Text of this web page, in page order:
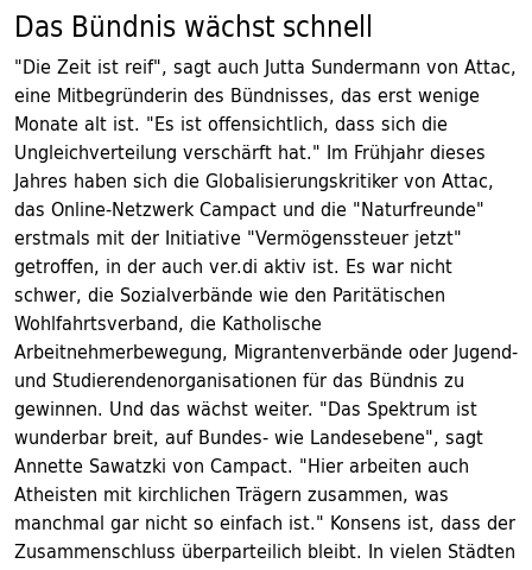
Das Bündnis wächst schnell
"Die Zeit ist reif", sagt auch Jutta Sundermann von Attac,
eine Mitbegründerin des Bündnisses, das erst wenige
Monate alt ist. "Es ist offensichtlich, dass sich die
Ungleichverteilung verschärft hat." Im Frühjahr dieses
Jahres haben sich die Globalisierungskritiker von Attac,
das Online-Netzwerk Campact und die "Naturfreunde"
erstmals mit der Initiative "Vermögenssteuer jetzt"
getroffen, in der auch ver.di aktiv ist. Es war nicht
schwer, die Sozialverbände wie den Paritätischen
Wohlfahrtsverband, die Katholische
Arbeitnehmerbewegung, Migrantenverbände oder Jugend-
und Studierendenorganisationen für das Bündnis zu
gewinnen. Und das wächst weiter. "Das Spektrum ist
wunderbar breit, auf Bundes- wie Landesebene", sagt
Annette Sawatzki von Campact. "Hier arbeiten auch
Atheisten mit kirchlichen Trägern zusammen, was
manchmal gar nicht so einfach ist." Konsens ist, dass der
Zusammenschluss überparteilich bleibt. In vielen Städten